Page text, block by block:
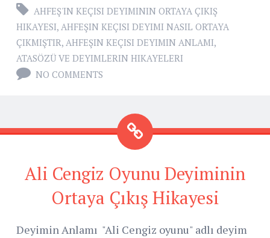
AHFEŞ'IN KEÇISI DEYIMININ ORTAYA ÇIKIŞ
HIKAYESI, AHFEŞIN KEÇISI DEYIMI NASIL ORTAYA
ÇIKMIŞTIR, AHFEŞIN KEÇISI DEYIMIN ANLAMI,
ATASÖZÜ VE DEYIMLERIN HIKAYELERI
NO COMMENTS
Ali Cengiz Oyunu Deyiminin
Ortaya Çıkış Hikayesi
Deyimin Anlamı "Ali Cengiz oyunu" adlı deyim